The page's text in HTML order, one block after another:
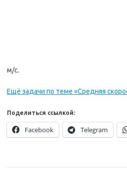
м/с.
Ещё задачи по теме «Средняя
Поделиться ссылкой:
Facebook Telegram